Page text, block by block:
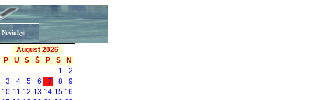
Novinky
August 2026
P
U S Š P S
N
1
2
3
4 5 6 7 8
9
10 11 12 13 14 15 16